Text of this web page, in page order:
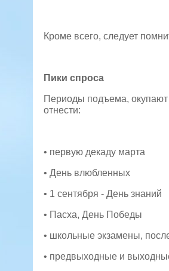
Кроме всего, следует
Пики спроса
Периоды подъема,
отнести:
• первую декаду марта
• День влюбленных
• 1 сентября - День знаний
• Пасха, День Победы
• школьные экзамены,
• предвыходные и